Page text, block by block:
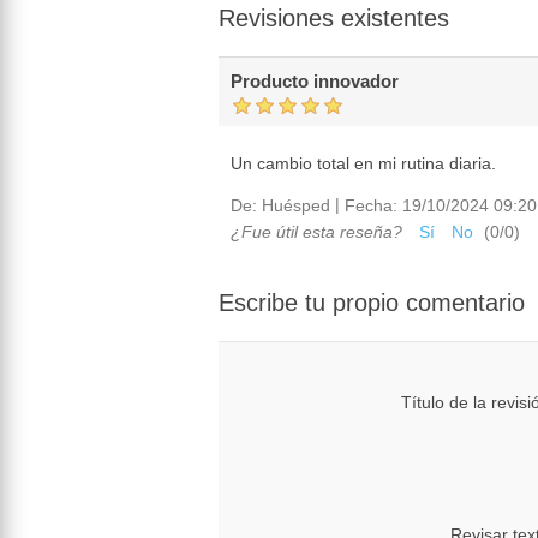
Revisiones existentes
Producto innovador
Un cambio total en mi rutina diaria.
De: Huésped | Fecha: 19/10/2024
¿Fue útil esta reseña?
Sí No (0/0)
Escribe tu propio comentario
Título de la
Revisar